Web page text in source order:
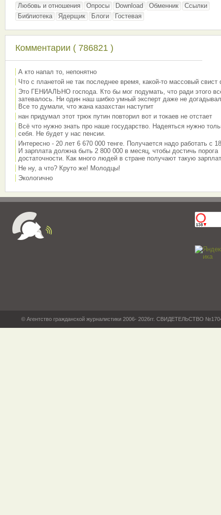
Любовь и отношения
Опросы Download Обменник
Ссылки
Библиотека
Ядерщик Блоги Гостевая
Комментарии ( 786821 )
А кто напал то, непонятно
Что с планетой не так последнее время, какой-то массовый свист
Это ГЕНИАЛЬНО господа. Кто бы мог подумать, что ради этого
затевалось. Ни один наш шибко умный эксперт даже не
Все то думали, что жана казахстан наступит
нан придумал этот трюк путин повторил вот и токаев не отстает
Всё что нужно знать про наше государство. Надеяться нужно
себя. Не будет у нас пенсии.
Интересно - 20 лет 6 670 000 тенге. Получается надо работать с
И зарплата должна быть 2 800 000 в месяц, чтобы достичь порога
достаточности. Как много людей в стране получают такую
Не ну, а что? Круто же! Молодцы!
Экологично
© Агентство гражданской журналистики 2006- 2026гг. СВИДЕТЕЛЬСТВО